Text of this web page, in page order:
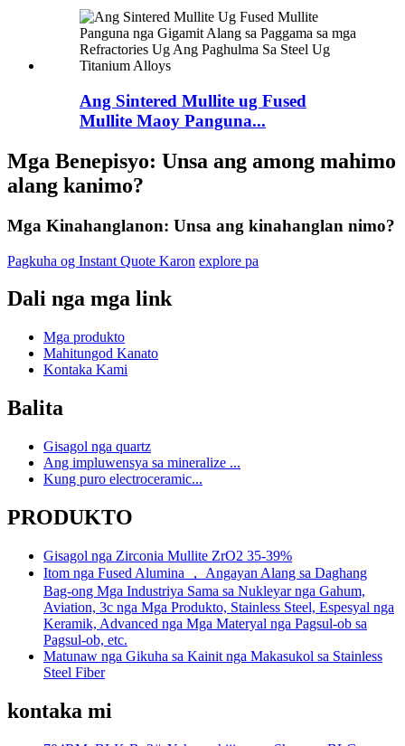
Ang Sintered Mullite ug Fused
Mullite Maoy Panguna...
Mga Benepisyo: Unsa ang among mahimo
alang kanimo?
Mga Kinahanglanon: Unsa ang kinahanglan nimo?
Pagkuha og Instant Quote Karon explore pa
Dali nga mga link
Mga produkto
Mahitungod Kanato
Kontaka Kami
Balita
Gisagol nga quartz
Ang impluwensya sa mineralize ...
Kung puro electroceramic...
PRODUKTO
Gisagol nga Zirconia Mullite ZrO2 35-39%
Itom nga Fused Alumina ， Angayan Alang sa Daghang
Bag-ong Mga Industriya Sama sa Nukleyar nga Gahum,
Aviation, 3c nga Mga Produkto, Stainless Steel, Espesyal nga
Keramik, Advanced nga Mga Materyal nga Pagsul-ob sa
Pagsul-ob, etc.
Matunaw nga Gikuha sa Kainit nga Makasukol sa Stainless
Steel Fiber
kontaka mi